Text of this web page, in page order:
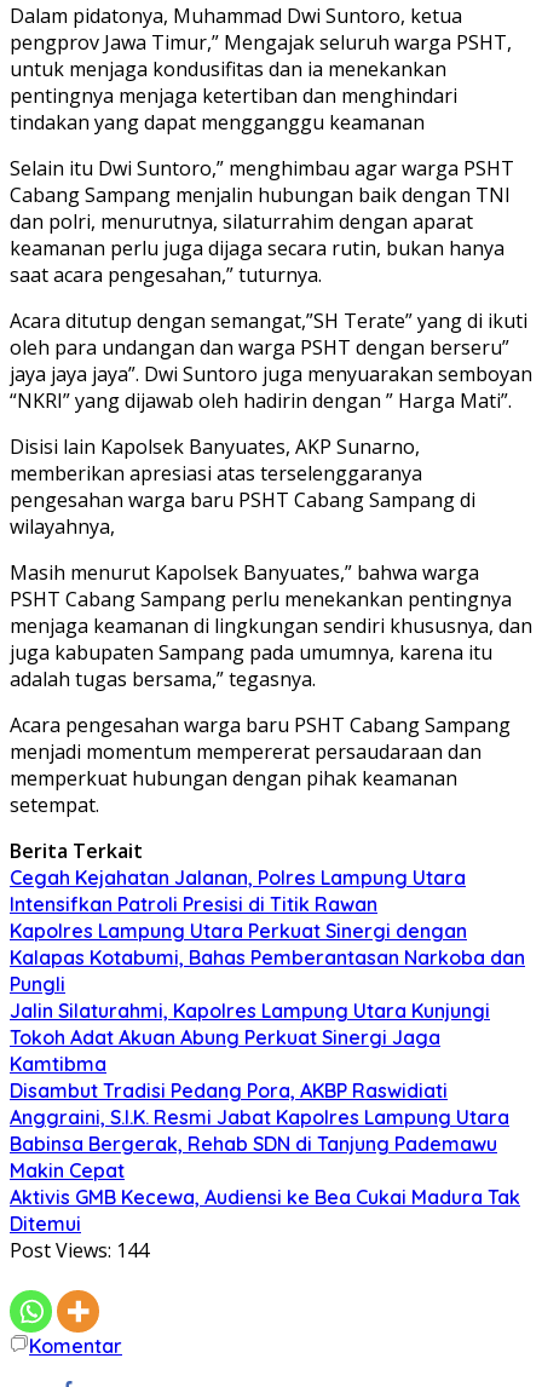
Dalam pidatonya, Muhammad Dwi Suntoro, ketua
pengprov Jawa Timur,” Mengajak seluruh warga PSHT,
untuk menjaga kondusifitas dan ia menekankan
pentingnya menjaga ketertiban dan menghindari
tindakan yang dapat mengganggu keamanan
Selain itu Dwi Suntoro,” menghimbau agar warga PSHT
Cabang Sampang menjalin hubungan baik dengan TNI
dan polri, menurutnya, silaturrahim dengan aparat
keamanan perlu juga dijaga secara rutin, bukan hanya
saat acara pengesahan,” tuturnya.
Acara ditutup dengan semangat,”SH Terate” yang di ikuti
oleh para undangan dan warga PSHT dengan berseru”
jaya jaya jaya”. Dwi Suntoro juga menyuarakan semboyan
“NKRI” yang dijawab oleh hadirin dengan ” Harga Mati”.
Disisi lain Kapolsek Banyuates, AKP Sunarno,
memberikan apresiasi atas terselenggaranya
pengesahan warga baru PSHT Cabang Sampang di
wilayahnya,
Masih menurut Kapolsek Banyuates,” bahwa warga
PSHT Cabang Sampang perlu menekankan pentingnya
menjaga keamanan di lingkungan sendiri khususnya, dan
juga kabupaten Sampang pada umumnya, karena itu
adalah tugas bersama,” tegasnya.
Acara pengesahan warga baru PSHT Cabang Sampang
menjadi momentum mempererat persaudaraan dan
memperkuat hubungan dengan pihak keamanan
setempat.
Berita Terkait
Cegah Kejahatan Jalanan, Polres Lampung Utara
Intensifkan Patroli Presisi di Titik Rawan
Kapolres Lampung Utara Perkuat Sinergi dengan
Kalapas Kotabumi, Bahas Pemberantasan Narkoba dan
Pungli
Jalin Silaturahmi, Kapolres Lampung Utara Kunjungi
Tokoh Adat Akuan Abung Perkuat Sinergi Jaga
Kamtibma
Disambut Tradisi Pedang Pora, AKBP Raswidiati
Anggraini, S.I.K. Resmi Jabat Kapolres Lampung Utara
Babinsa Bergerak, Rehab SDN di Tanjung Pademawu
Makin Cepat
Aktivis GMB Kecewa, Audiensi ke Bea Cukai Madura Tak
Ditemui
Post Views: 144
Komentar